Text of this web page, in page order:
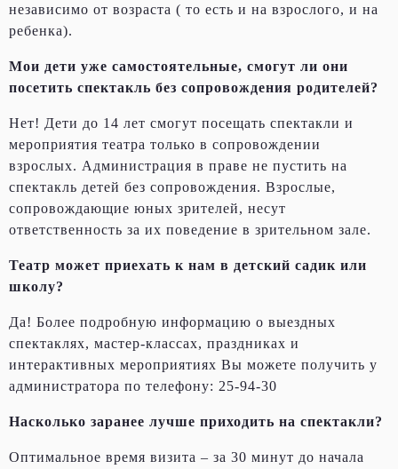
независимо от возраста ( то есть и на взрослого, и на
ребенка).
Мои дети уже самостоятельные, смогут ли они
посетить спектакль без сопровождения родителей?
Нет! Дети до 14 лет смогут посещать спектакли и
мероприятия театра только в сопровождении
взрослых. Администрация в праве не пустить на
спектакль детей без сопровождения. Взрослые,
сопровождающие юных зрителей, несут
ответственность за их поведение в зрительном зале.
Театр может приехать к нам в детский садик или
школу?
Да! Более подробную информацию о выездных
спектаклях, мастер-классах, праздниках и
интерактивных мероприятиях Вы можете получить у
администратора по телефону: 25-94-30
Насколько заранее лучше приходить на спектакли?
Оптимальное время визита – за 30 минут до начала